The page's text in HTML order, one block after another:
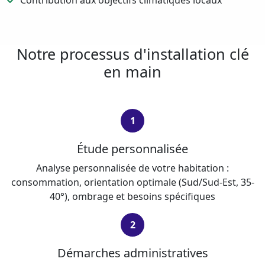
Notre processus d'installation clé
en main
1
Étude personnalisée
Analyse personnalisée de votre habitation :
consommation, orientation optimale (Sud/Sud-Est, 35-
40°), ombrage et besoins spécifiques
2
Démarches administratives